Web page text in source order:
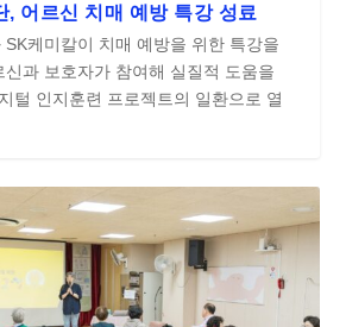
, 어르신 치매 예방 특강 성료
SK케미칼이 치매 예방을 위한 특강을
과 보호자가 참여해 실질적 도움을
털 인지훈련 프로젝트의 일환으로 열